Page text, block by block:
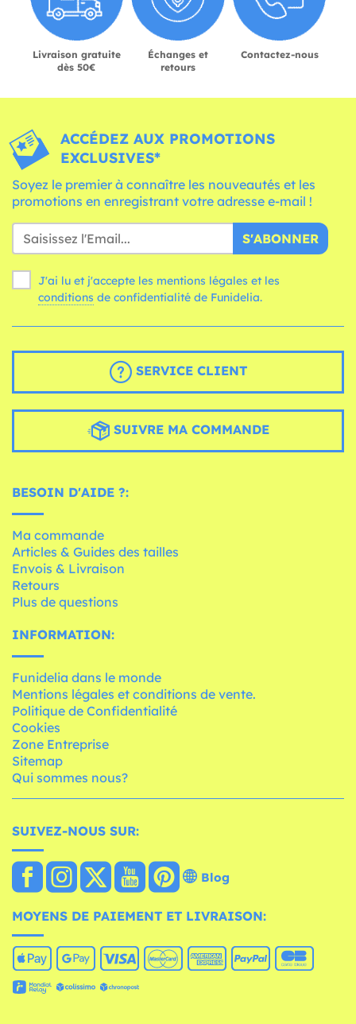
Livraison gratuite
dès 50€
Échanges et
retours
Contactez-nous
ACCÉDEZ AUX PROMOTIONS
EXCLUSIVES*
Soyez le premier à connaître les nouveautés et les
promotions en enregistrant votre adresse e-mail !
S'ABONNER
J'ai lu et j'accepte les mentions légales et les
conditions de confidentialité de Funidelia.
SERVICE CLIENT
SUIVRE MA COMMANDE
BESOIN D'AIDE ?:
Ma commande
Articles & Guides des tailles
Envois & Livraison
Retours
Plus de questions
INFORMATION:
Funidelia dans le monde
Mentions légales et conditions de vente.
Politique de Confidentialité
Cookies
Zone Entreprise
Sitemap
Qui sommes nous?
SUIVEZ-NOUS SUR:
Blog
MOYENS DE PAIEMENT ET LIVRAISON: